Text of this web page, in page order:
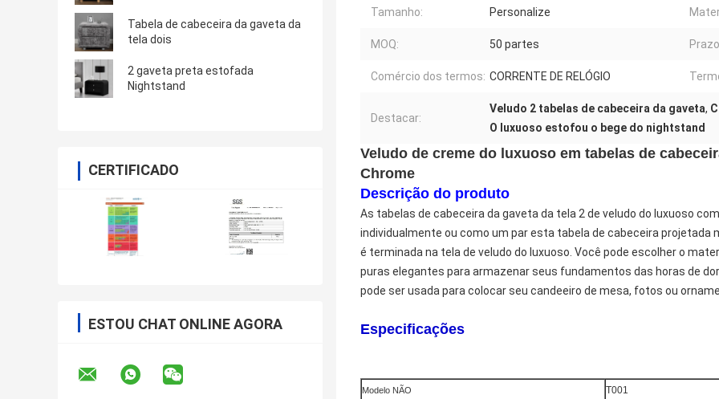
Tabela de cabeceira da gaveta da
tela dois
2 gaveta preta estofada
Nightstand
CERTIFICADO
ESTOU CHAT ONLINE AGORA
Tamanho: Personalize
MOQ: 50 partes
Comércio dos termos: CORRENTE DE RELÓGIO
Destacar:
Veludo 2 tabelas de cabeceira da gaveta,
O luxuoso estofou o bege do nightstand
Veludo de creme do luxuoso em tabelas de
Chrome
Descrição do produto
As tabelas de cabeceira da gaveta da tela 2 de veludo do luxuoso
individualmente ou como um par esta tabela de cabeceira projetada
é terminada na tela de veludo do luxuoso. Você pode escolher o
puras elegantes para armazenar seus fundamentos das horas de
pode ser usada para colocar seu candeeiro de mesa, fotos ou
Especificações
Modelo NÃO T001